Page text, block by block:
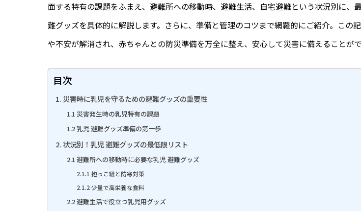
面する特有の課題をふまえ、避難所への移動時、避難生活、自宅避難という状況別に、
難グッズを具体的に解説します。さらに、準備と管理のコツまで網羅的にご紹介。この
や不安が解消され、赤ちゃんとの防災準備を万全に整え、安心して災害に備えることがで
目次
1. 災害時に乳児を守るための避難グッズの重要性
1.1 災害発生時の乳児特有の課題
1.2 乳児 避難グッズ準備の第一歩
2. 状況別！乳児 避難グッズの最低限リスト
2.1 避難所への移動時に必要な乳児 避難グッズ
2.1.1 抱っこ紐と防寒対策
2.1.2 少量で高栄養な食料
2.2 避難生活で役立つ乳児用グッズ